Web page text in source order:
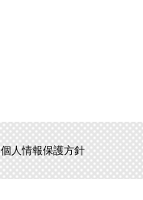
個人情報保護方針